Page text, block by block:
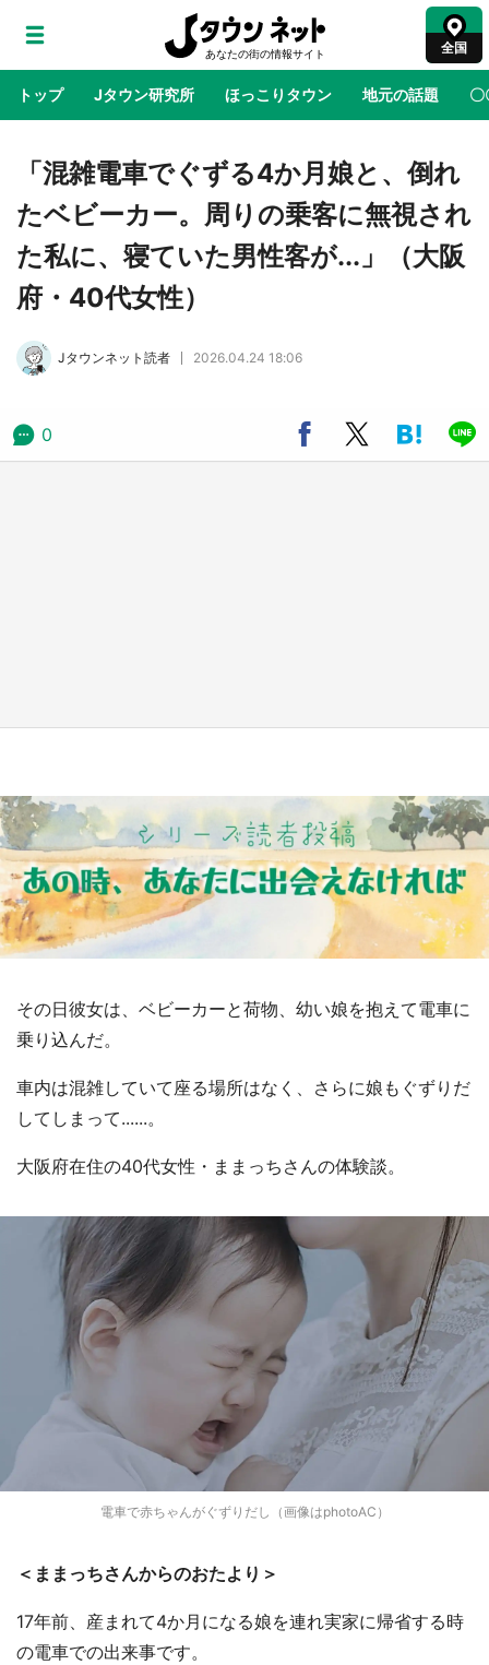
全国
トップ Jタウン研究所 ほっこりタウン 地元の話題 〇
地域×二次元 絶景 あの時はありがとう 物語がはじ
アニメ『はたらく細胞』と神奈川県の3度目コ
ラボ 作品の世界観通じて「小児がん」学べる
【8／10～31※平日限定】
太郎グッズ買える 銀座・博品館TOY PARKへ
ラプラス・ダークネスが栃木県を征服！？ 県
公式プロモ動画で「聖地」が生産されてます
「混雑電車でぐずる4か月娘と、倒れ
たベビーカー。周りの乗客に無視され
た私に、寝ていた男性客が...」（大阪
府・40代女性）
Jタウンネット読者 2026.04.24 18:06
0
その日彼女は、ベビーカーと荷物、幼い娘を抱えて電車に
乗り込んだ。
車内は混雑していて座る場所はなく、さらに娘もぐずりだ
してしまって......。
大阪府在住の40代女性・ままっちさんの体験談。
電車で赤ちゃんがぐずりだし（画像はphotoAC）
＜ままっちさんからのおたより＞
17年前、産まれて4か月になる娘を連れ実家に帰省する時
の電車での出来事です。